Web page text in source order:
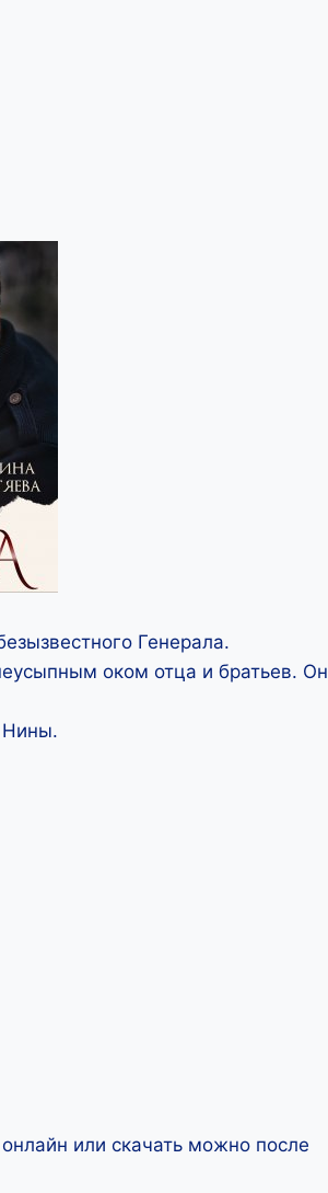
Генерала.
оком отца и братьев. Он
Нины.
или скачать можно после